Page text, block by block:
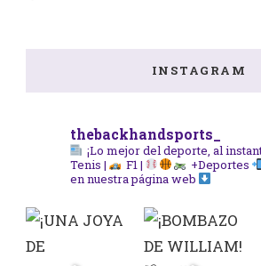
INSTAGRAM
thebackhandsports_
¡Lo mejor del deporte, al
Tenis |
F1 | +Deportes
en nuestra página web